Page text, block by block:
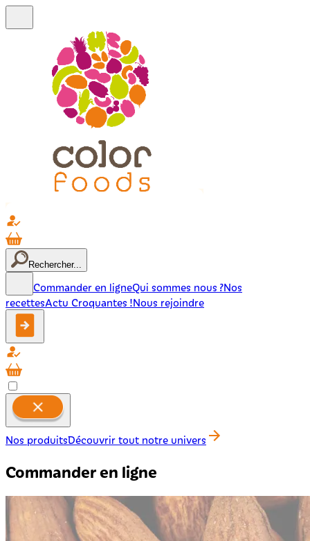
Rechercher...
Commander en ligneQui sommes nous ?Nos
recettesActu Croquantes !Nous rejoindre
Nos produitsDécouvrir tout notre univers
Commander en ligne